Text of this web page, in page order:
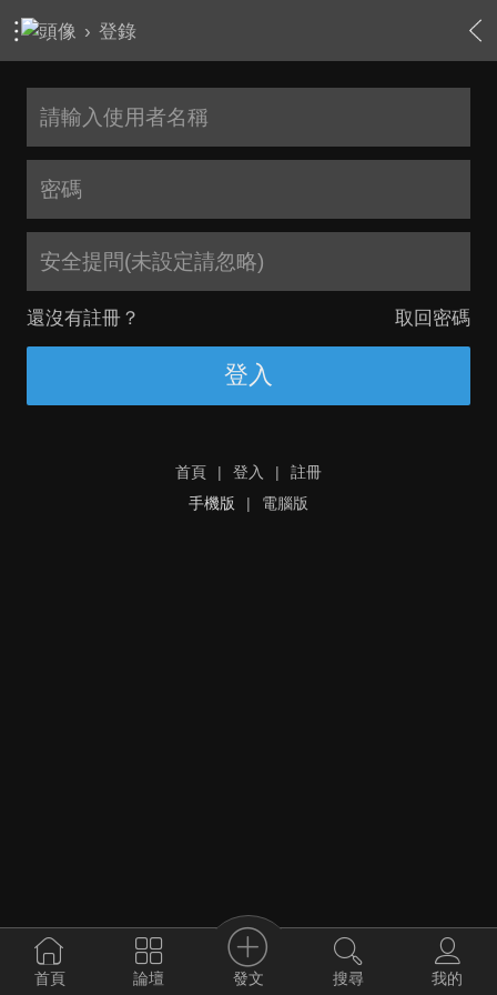
› 登錄
安全提問(未設定請忽略)
還沒有註冊？ 取回密碼
登入
首頁 | 登入 |
註冊
手機版
| 電腦版
首頁 論壇 發文 搜尋 我的